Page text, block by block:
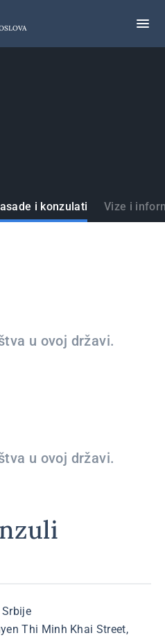
i konzulati Vize i
u ovoj državi.
u ovoj državi.
Thi Minh Khai Street,